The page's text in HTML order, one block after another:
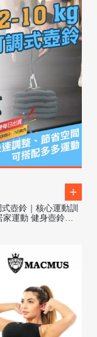
壺鈴｜核心運動訓
家運動 健身壺鈴